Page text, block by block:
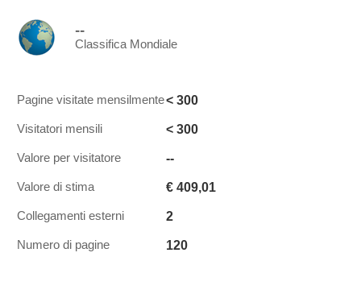
--
Classifica Mondiale
Pagine visitate mensilmente< 300
Visitatori mensili < 300
Valore per visitatore --
Valore di stima € 409,01
Collegamenti esterni 2
Numero di pagine 120